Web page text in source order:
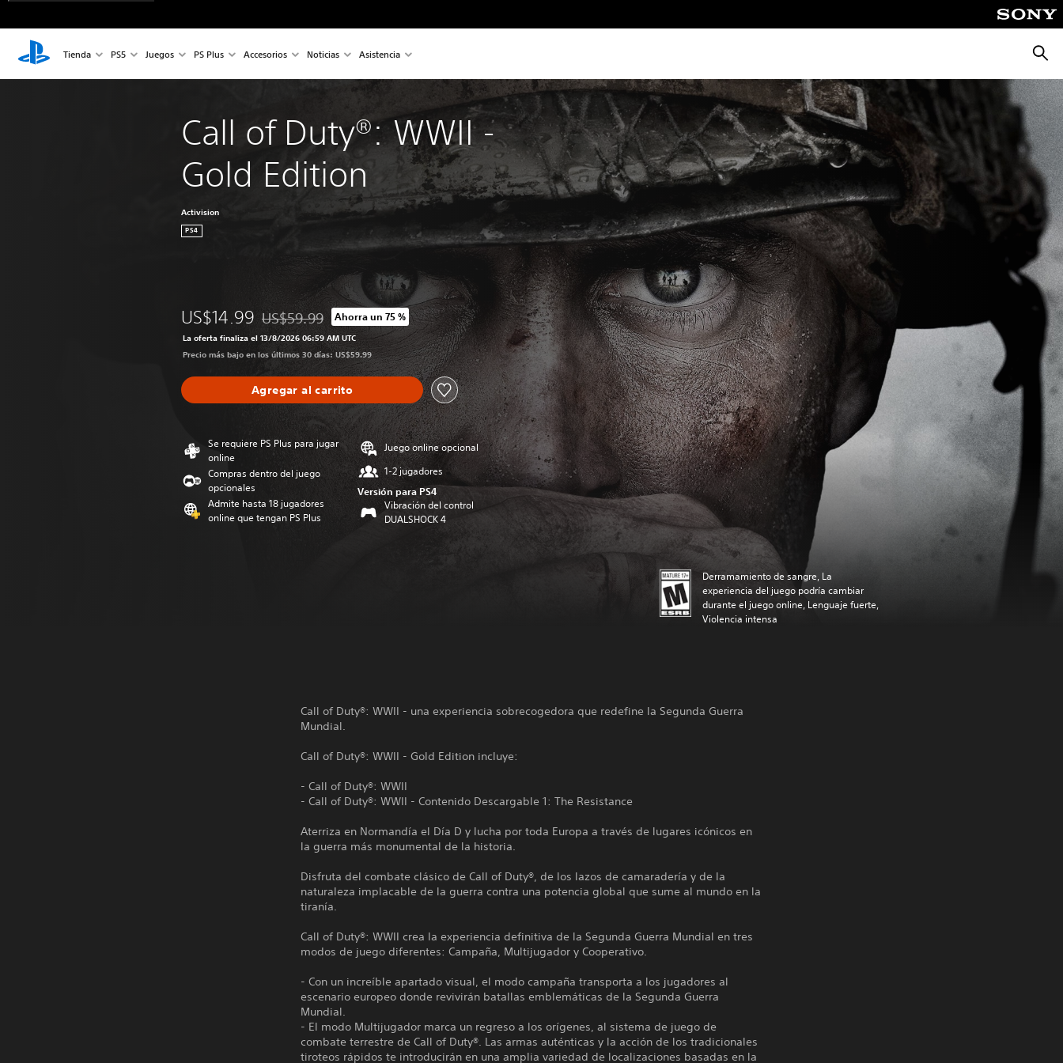
Tienda PS5 Juegos PS Plus Accesorios Noticias Asistencia
Call of Duty®: WWII -
Gold Edition
Activision
PS4
US$14.99 Rebajado del precio original de US$59.99
US$59.99 Ahorra un 75 %
La oferta finaliza el 13/8/2026 06:59 AM UTC
Precio más bajo en los últimos 30 días: US$59.99
Agregar al carrito
Se requiere PS Plus para jugar
online
Compras dentro del juego
opcionales
Admite hasta 18 jugadores
online que tengan PS Plus
Juego online opcional
1-2 jugadores
Versión para PS4
Vibración del control
DUALSHOCK 4
Derramamiento de sangre, La
experiencia del juego podría cambiar
durante el juego online, Lenguaje fuerte,
Violencia intensa
Call of Duty®: WWII - una experiencia sobrecogedora que redefine la Segunda Guerra
Mundial.
Call of Duty®: WWII - Gold Edition incluye:
- Call of Duty®: WWII
- Call of Duty®: WWII - Contenido Descargable 1: The Resistance
Aterriza en Normandía el Día D y lucha por toda Europa a través de lugares icónicos en
la guerra más monumental de la historia.
Disfruta del combate clásico de Call of Duty®, de los lazos de camaradería y de la
naturaleza implacable de la guerra contra una potencia global que sume al mundo en la
tiranía.
Call of Duty®: WWII crea la experiencia definitiva de la Segunda Guerra Mundial en tres
modos de juego diferentes: Campaña, Multijugador y Cooperativo.
- Con un increíble apartado visual, el modo campaña transporta a los jugadores al
escenario europeo donde revivirán batallas emblemáticas de la Segunda Guerra
Mundial.
- El modo Multijugador marca un regreso a los orígenes, al sistema de juego de
combate terrestre de Call of Duty®. Las armas auténticas y la acción de los tradicionales
tiroteos rápidos te introducirán en una amplia variedad de localizaciones basadas en la